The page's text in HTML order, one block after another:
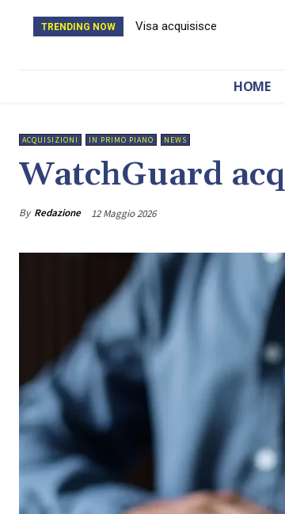
TRENDING NOW
Visa acquisisce
Il catasto della
HOME
ACQUISIZIONI IN PRIMO PIANO NEWS
WatchGuard
By Redazione 12 Maggio 2026